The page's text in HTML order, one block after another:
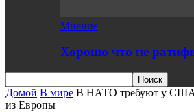
Мнение
Хорошо что не
Домой В мире В НАТО требуют у США
из Европы